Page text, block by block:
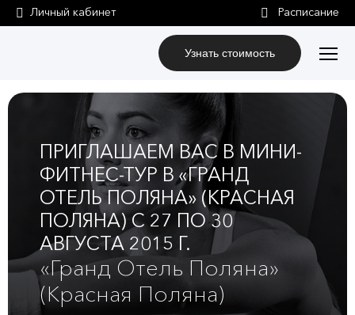
Личный кабинет
Узнать стоимость
ПРИГЛАШАЕМ ВАС В МИНИ-
ФИТНЕС-ТУР В «ГРАНД
ОТЕЛЬ ПОЛЯНА» (КРАСНАЯ
ПОЛЯНА) С 27 ПО 30
АВГУСТА 2015 Г.
«Гранд Отель Поляна»
(Красная Поляна)